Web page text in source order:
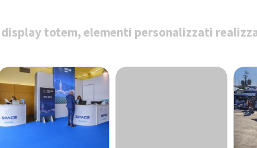
totem, elementi personalizzati